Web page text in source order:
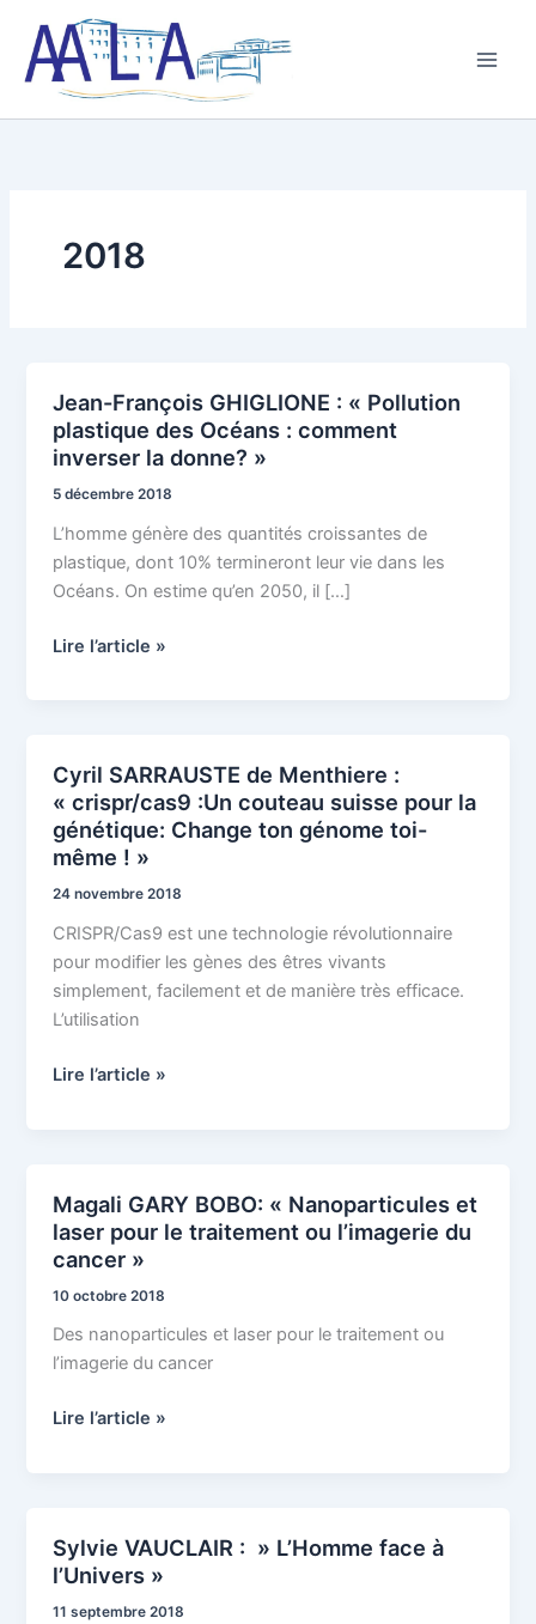
contenu
2018
Jean-François GHIGLIONE : « Pollution
plastique des Océans : comment
inverser la donne? »
5 décembre 2018
L’homme génère des quantités croissantes de
plastique, dont 10% termineront leur vie dans les
Océans. On estime qu’en 2050, il […]
Jean-
François
GHIGLIONE
:
plastique
des
Océans
comment
Lire l’article »
Cyril SARRAUSTE de Menthiere :
« crispr/cas9 :Un couteau suisse pour la
génétique: Change ton génome toi-
même ! »
24 novembre 2018
CRISPR/Cas9 est une technologie révolutionnaire
pour modifier les gènes des êtres vivants
simplement, facilement et de manière très efficace.
L’utilisation
Cyril
SARRAUSTE
de
Menthiere
:
couteau
suisse
toi-
même
! »
Lire l’article »
Magali GARY BOBO: « Nanoparticules et
laser pour le traitement ou l’imagerie du
cancer »
10 octobre 2018
Des nanoparticules et laser pour le traitement ou
l’imagerie du cancer
Magali
GARY
BOBO:
« Nanoparticules
laser
pour
cancer »
Lire l’article »
Sylvie VAUCLAIR : » L’Homme face à
l’Univers »
11 septembre 2018
Sylvie
VAUCLAIR
: